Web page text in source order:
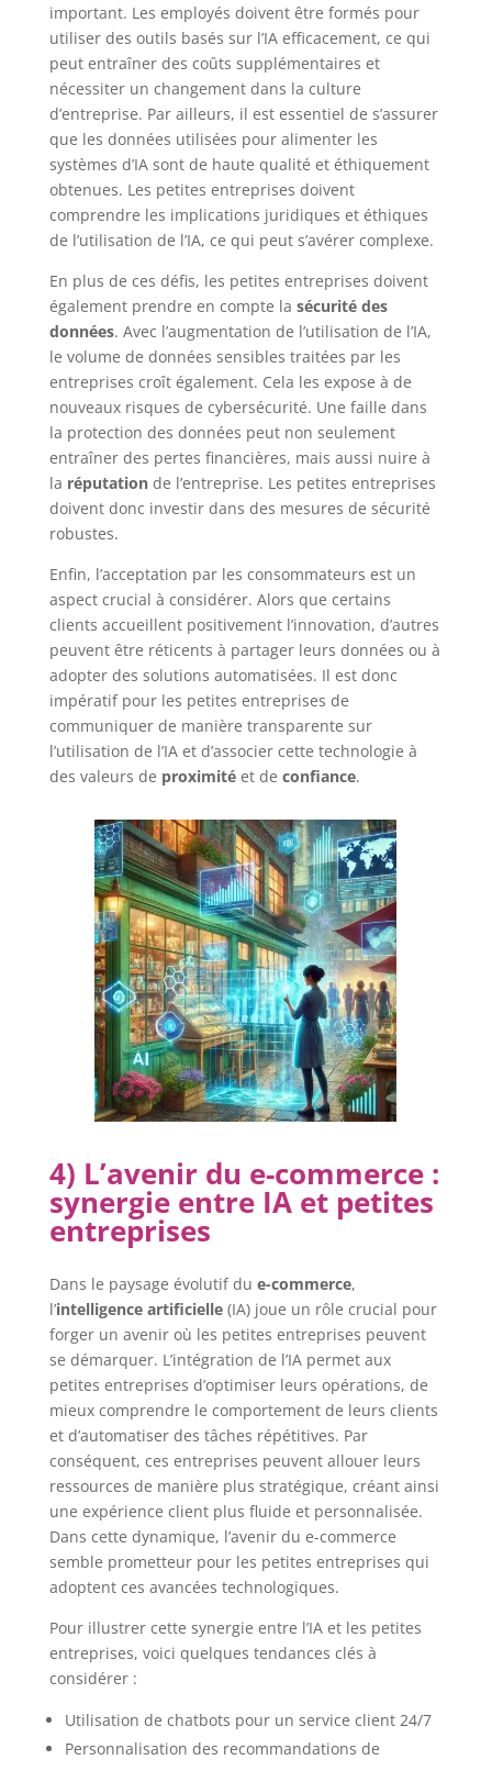
important. Les employés doivent être formés pour
utiliser des outils basés sur l’IA efficacement, ce qui
peut entraîner des coûts supplémentaires et
nécessiter un changement dans la culture
d’entreprise. Par ailleurs, il est essentiel de s’assurer
que les données utilisées pour alimenter les
systèmes d’IA sont de haute qualité et éthiquement
obtenues. Les petites entreprises doivent
comprendre les implications juridiques et éthiques
de l’utilisation de l’IA, ce qui peut s’avérer complexe.
En plus de ces défis, les petites entreprises doivent
également prendre en compte la sécurité des
données. Avec l’augmentation de l’utilisation de l’IA,
le volume de données sensibles traitées par les
entreprises croît également. Cela les expose à de
nouveaux risques de cybersécurité. Une faille dans
la protection des données peut non seulement
entraîner des pertes financières, mais aussi nuire à
la réputationde l’entreprise. Les petites entreprises
doivent donc investir dans des mesures de sécurité
robustes.
Enfin, l’acceptation par les consommateurs est un
aspect crucial à considérer. Alors que certains
clients accueillent positivement l’innovation, d’autres
peuvent être réticents à partager leurs données ou à
adopter des solutions automatisées. Il est donc
impératif pour les petites entreprises de
communiquer de manière transparente sur
l’utilisation de l’IA et d’associer cette technologie à
des valeurs de proximitéet de confiance.
4) L’avenir du e-commerce :
synergie entre IA et petites
entreprises
Dans le paysage évolutif du e-commerce,
l’intelligence artificielle(IA) joue un rôle crucial pour
forger un avenir où les petites entreprises peuvent
se démarquer. L’intégration de l’IA permet aux
petites entreprises d’optimiser leurs opérations, de
mieux comprendre le comportement de leurs clients
et d’automatiser des tâches répétitives. Par
conséquent, ces entreprises peuvent allouer leurs
ressources de manière plus stratégique, créant ainsi
une expérience client plus fluide et personnalisée.
Dans cette dynamique, l’avenir du e-commerce
semble prometteur pour les petites entreprises qui
adoptent ces avancées technologiques.
Pour illustrer cette synergie entre l’IA et les petites
entreprises, voici quelques tendances clés à
considérer :
Utilisation de chatbots pour un service client 24/7
Personnalisation des recommandations de